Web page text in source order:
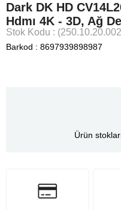
Dark DK HD
Hdmı 4K - 3D, Ağ
Stok Kodu
Barkod : 8697939898987
Ürün